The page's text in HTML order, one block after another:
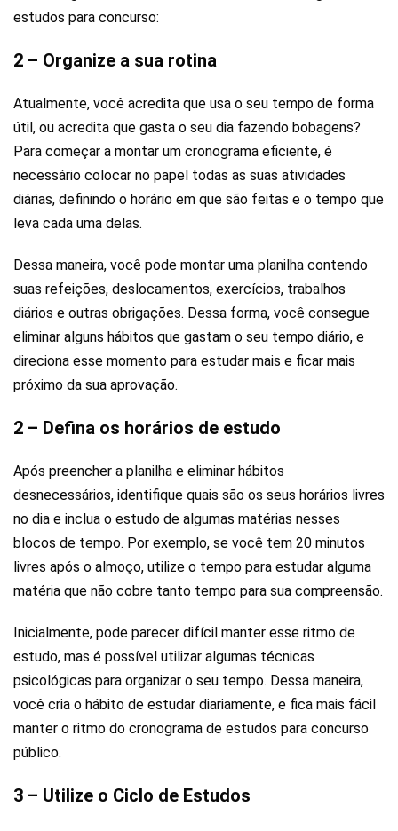
estudos para concurso:
2 – Organize a sua rotina
Atualmente, você acredita que usa o seu tempo de forma
útil, ou acredita que gasta o seu dia fazendo bobagens?
Para começar a montar um cronograma eficiente, é
necessário colocar no papel todas as suas atividades
diárias, definindo o horário em que são feitas e o tempo que
leva cada uma delas.
Dessa maneira, você pode montar uma planilha contendo
suas refeições, deslocamentos, exercícios, trabalhos
diários e outras obrigações. Dessa forma, você consegue
eliminar alguns hábitos que gastam o seu tempo diário, e
direciona esse momento para estudar mais e ficar mais
próximo da sua aprovação.
2 – Defina os horários de estudo
Após preencher a planilha e eliminar hábitos
desnecessários, identifique quais são os seus horários livres
no dia e inclua o estudo de algumas matérias nesses
blocos de tempo. Por exemplo, se você tem 20 minutos
livres após o almoço, utilize o tempo para estudar alguma
matéria que não cobre tanto tempo para sua compreensão.
Inicialmente, pode parecer difícil manter esse ritmo de
estudo, mas é possível utilizar algumas técnicas
psicológicas para organizar o seu tempo. Dessa maneira,
você cria o hábito de estudar diariamente, e fica mais fácil
manter o ritmo do cronograma de estudos para concurso
público.
3 – Utilize o Ciclo de Estudos